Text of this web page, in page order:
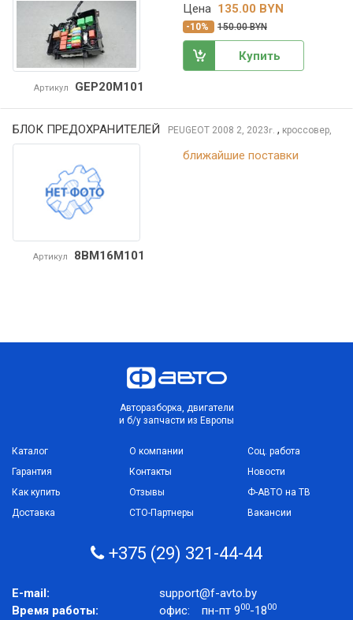
Артикул GEP20M101
Цена 135.00 BYN
-10% 150.00 BYN
Купить
БЛОК ПРЕДОХРАНИТЕЛЕЙ PEUGEOT 2008 2, 2023г. , кроссовер,
Артикул 8BM16M101
ближайшие поставки
Авторазборка, двигатели
и б/у запчасти из Европы
Каталог
Гарантия
Как купить
Доставка
О компании
Контакты
Отзывы
СТО-Партнеры
Соц. работа
Новости
Ф-АВТО на ТВ
Вакансии
+375 (29) 321-44-44
E-mail:
support@f-avto.by
Время работы:
офис: пн-пт 900-1800